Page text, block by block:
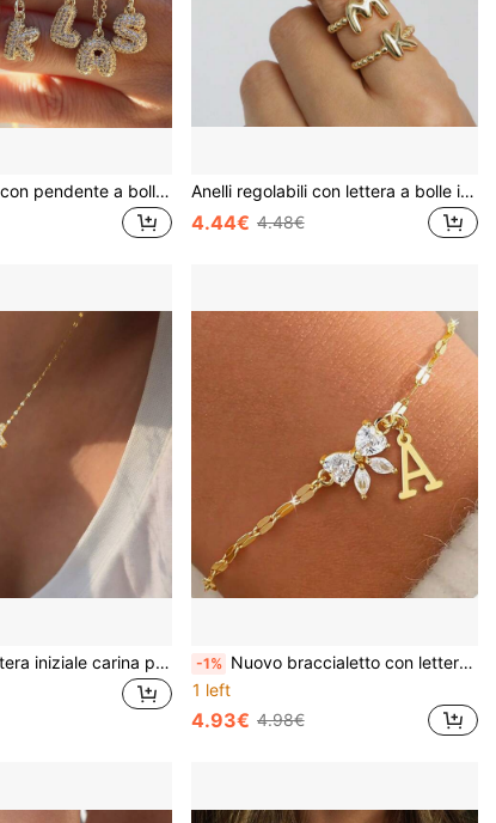
Nuova collana con pendente a bolle in oro placcato 18K con zirconia, design con lettera, idea regalo personalizzata con 26 caratteri in inglese Anelli regolabili con lettera a bolle in stile minimalista, adatti per l uso quotidiano delle donne, perfetti come regali di compleanno
4.44€ 4.48€
Collana con lettera iniziale carina per donne e uomini, placcata in oro con zirconi incastonati, collana con lettera a bolla, gioiello per compleanno -1% Nuovo braccialetto con lettera e farfalla in zirconia, braccialetto delicato e creativo con 26 lettere, gioielleria di lusso per donna
1 left
4.93€ 4.98€